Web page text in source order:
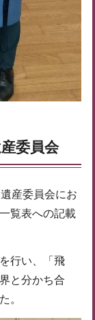
委員会
産委員会にお
覧表への記載
行い、「飛
と分かち合
。